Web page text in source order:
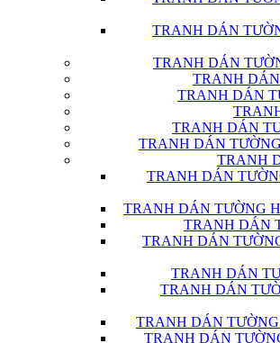
TRANH DÁN
TRANH DÁN
TRANH
TRANH DÁN
TRANH DÁN
TRANH DÁN
TRANH
TRANH DÁN
TRANH DÁN TƯỜNG
TRANH DÁN
TRANH DÁN
TRANH DÁN
TRANH DÁN
TRANH DÁN
TRANH DÁN